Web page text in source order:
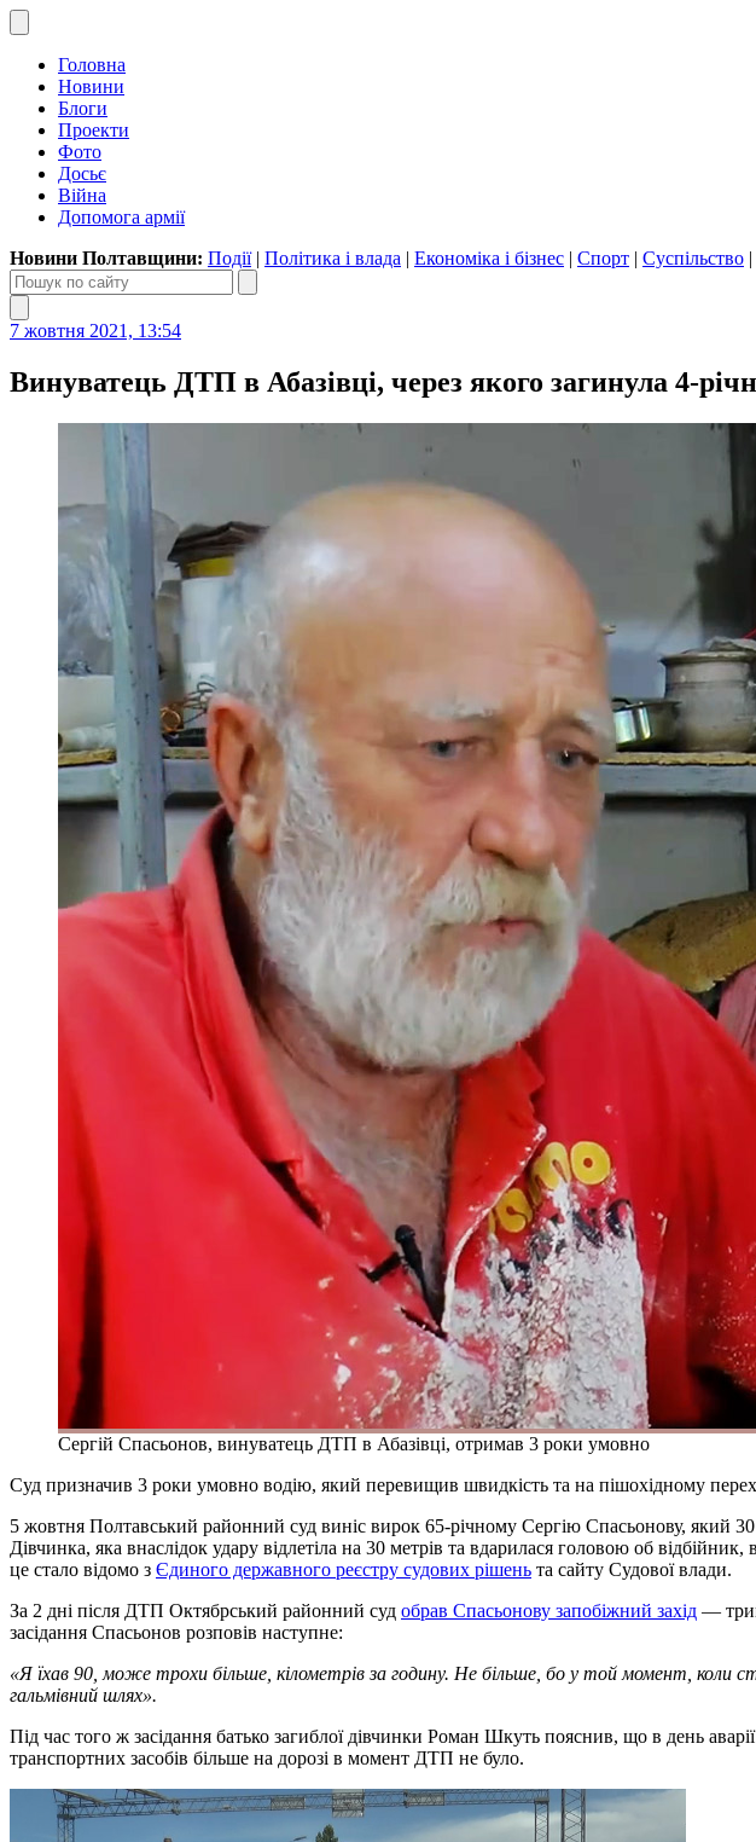
Головна
Новини
Блоги
Проекти
Фото
Досьє
Війна
Допомога армії
Новини Полтавщини: Події| Політика і влада | Економіка і бізнес | Спорт | Суспільство |
7 жовтня 2021, 13:54
Винуватець ДТП в Абазівці, через якого загинула 4-
Сергій Спасьонов, винуватець ДТП в Абазівці, отримав 3 роки умовно
Суд призначив 3 роки умовно водію, який перевищив швидкість та на пішохідному
5 жовтня Полтавський районний суд виніс вирок 65-річному Сергію Спасьонову, який
Дівчинка, яка внаслідок удару відлетіла на 30 метрів та вдарилася головою об
це стало відомо з Єдиного державного реєстру судових рішень та сайту Судової влади.
За 2 дні після ДТП Октябрський районний суд обрав Спасьонову запобіжний захід —
засідання Спасьонов розповів наступне:
«Я їхав 90, може трохи більше, кілометрів за годину. Не більше, бо у той момент, коли
гальмівний шлях».
Під час того ж засідання батько загиблої дівчинки Роман Шкуть пояснив, що в день
транспортних засобів більше на дорозі в момент ДТП не було.